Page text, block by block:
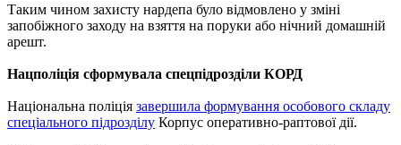
Таким чином захисту нардепа було відмовлено у зміні
запобіжного заходу на взяття на поруки або нічний домашній
арешт.
Нацполіція сформувала спецпідрозділи КОРД
Національна поліція завершила формування особового складу
спеціального підрозділу Корпус оперативно-раптової дії.